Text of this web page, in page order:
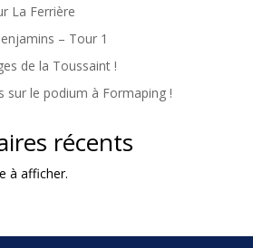
La Ferrière
– Tour 1
de la Toussaint !
sur le podium à Formaping !
récents
à afficher.